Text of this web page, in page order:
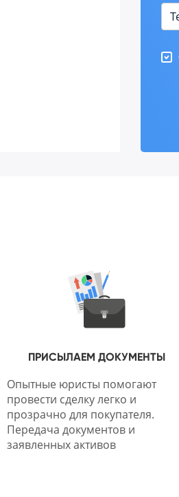
ПРИСЫЛАЕМ ДОКУМЕНТЫ
Опытные юристы помогают
провести сделку легко и
прозрачно для покупателя.
Передача документов и
заявленных активов